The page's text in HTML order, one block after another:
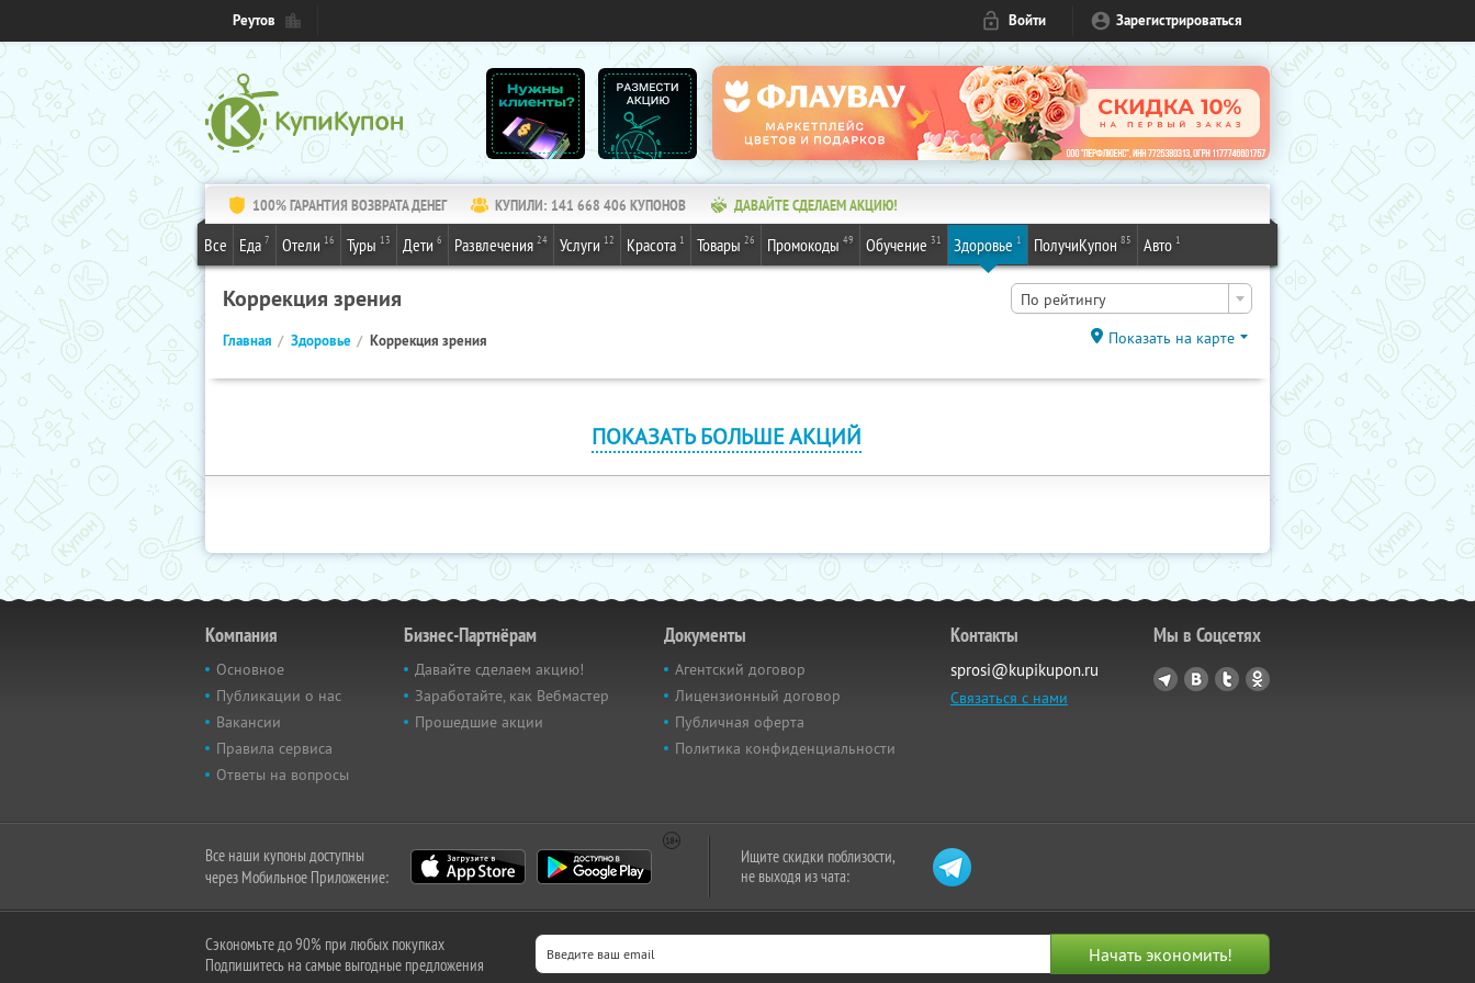
Реутов Войти Зарегистрироваться
100% ГАРАНТИЯ ВОЗВРАТА ДЕНЕГ КУПИЛИ: 141 668 406 КУПОНОВ ДАВАЙТЕ СДЕЛАЕМ АКЦИЮ!
Все Еда 7 Отели 16 Туры 13 Дети 6 Развлечения 24 Услуги 12 Красота 1 Товары 26 Промокоды 49 Обучение 31 Здоровье 1 ПолучиКупон 85 Авто 1
Коррекция зрения По рейтингу
Главная Здоровье Коррекция зрения Показать на карте
ПОКАЗАТЬ БОЛЬШЕ АКЦИЙ
Компания
Основное
Публикации о нас
Вакансии
Правила сервиса
Ответы на вопросы
Бизнес-Партнёрам
Давайте сделаем акцию!
Заработайте, как Вебмастер
Прошедшие акции
Документы
Агентский договор
Лицензионный договор
Публичная оферта
Политика конфиденциальности
Контакты
sprosi@kupikupon.ru
Связаться с нами
Мы в Соцсетях
Все наши купоны доступны
через Мобильное Приложение:
Ищите скидки поблизости,
не выходя из чата:
Сэкономьте до 90% при любых покупках
Подпишитесь на самые выгодные предложения